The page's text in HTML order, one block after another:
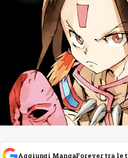
Aggiungi MangaForever tra le